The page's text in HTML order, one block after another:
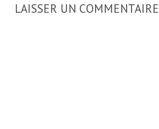
LAISSER UN COMMENTAIRE